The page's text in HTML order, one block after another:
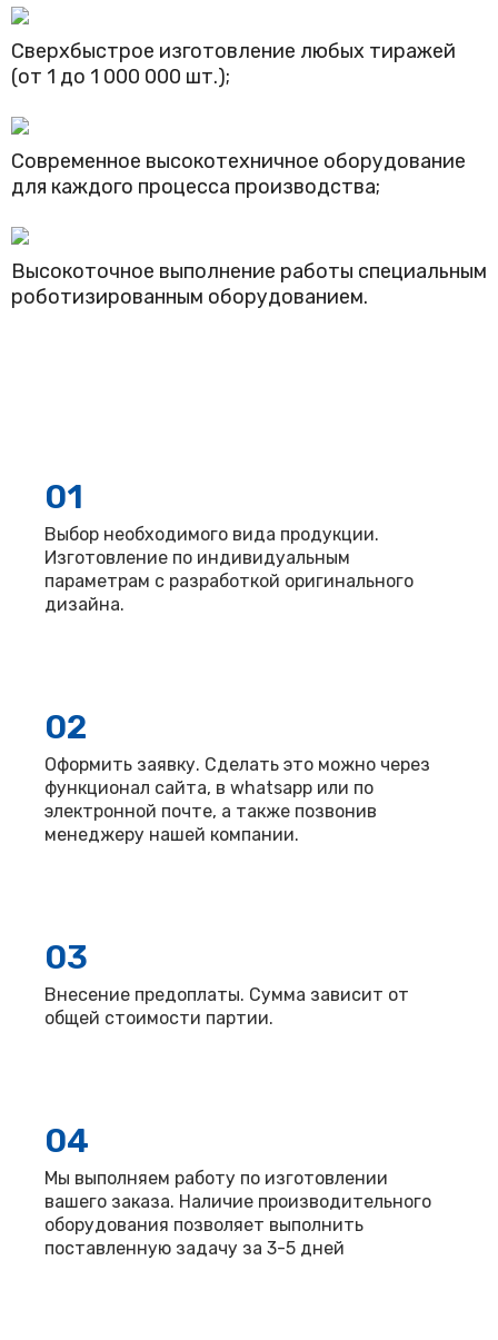
Сверхбыстрое изготовление любых тиражей
(от 1 до 1 000 000 шт.);
Современное высокотехничное оборудование
для каждого процесса производства;
Высокоточное выполнение работы специальным
роботизированным оборудованием.
01
Выбор необходимого вида продукции.
Изготовление по индивидуальным
параметрам с разработкой оригинального
дизайна.
02
Оформить заявку. Сделать это можно через
функционал сайта, в whatsapp или по
электронной почте, а также позвонив
менеджеру нашей компании.
03
Внесение предоплаты. Сумма зависит от
общей стоимости партии.
04
Мы выполняем работу по изготовлении
вашего заказа. Наличие производительного
оборудования позволяет выполнить
поставленную задачу за 3-5 дней